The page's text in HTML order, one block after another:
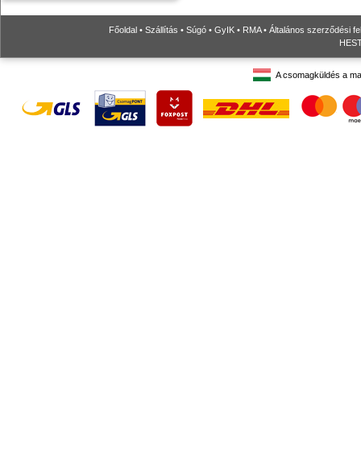
Főoldal • Szállítás • Súgó • GyIK • RMA• Általános szerződési
A csomagküldés a